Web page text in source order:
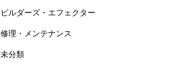
ビルダーズ・エフェクター
修理・メンテナンス
未分類